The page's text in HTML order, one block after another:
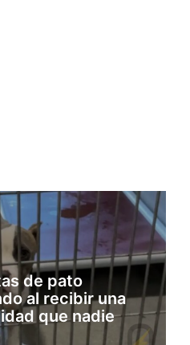
de pato
al recibir una
que nadie